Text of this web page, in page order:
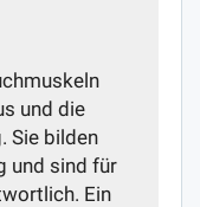
und die
Sie bilden
und sind für
Ein